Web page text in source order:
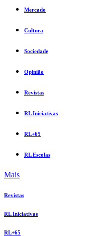
Mercado
Cultura
Sociedade
Opinião
Revistas
RL Iniciativas
RL+65
RL Escolas
Mais
Revistas
RL Iniciativas
RL+65